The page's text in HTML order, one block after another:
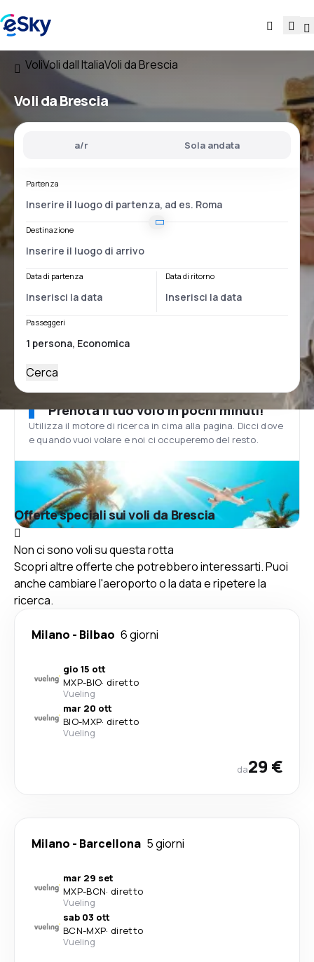
VoliVoli dall ItaliaVoli da Brescia
Volida Brescia
a/r Sola andata
Partenza
Destinazione
Data di partenza Data di ritorno
Passeggeri
Cerca
Prenota il tuo volo in pochi minuti!
Utilizza il motore di ricerca in cima alla pagina. Dicci dove
e quando vuoi volare e noi ci occuperemo del resto.
Offerte speciali sui voli da Brescia
Non ci sono voli su questa rotta
Scopri altre offerte che potrebbero interessarti. Puoi
anche cambiare l'aeroporto o la data e ripetere la
ricerca.
Milano - Bilbao 6 giorni
gio 15 ott
MXP-BIO· diretto
Vueling
mar 20 ott
BIO-MXP· diretto
Vueling
da29 €
Milano - Barcellona 5 giorni
mar 29 set
MXP-BCN· diretto
Vueling
sab 03 ott
BCN-MXP· diretto
Vueling